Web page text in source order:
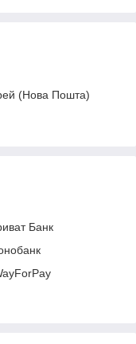
(Нова Пошта)
Банк